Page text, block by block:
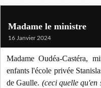
Madame le ministre
16 Janvier 2024
Madame Oudéa-Castéra,
enfants l'école privée
de Gaulle. (ceci quelle qu'en